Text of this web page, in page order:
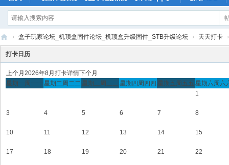
盒
玩
论
机
› 盒子玩家论坛_机顶盒固件论坛_机顶盒升级固件_STB升级论坛 › 天天打卡 ›
打卡日历
上个月 2026年8月打卡详情下个月
星期一 周一一 星期二周二二星期三 周三三 星期四 周四 四 星期五 周五五 星期六周六
1
3 4 5 6 7 8
10 11 12 13 14 15
17 18 19 20 21 22